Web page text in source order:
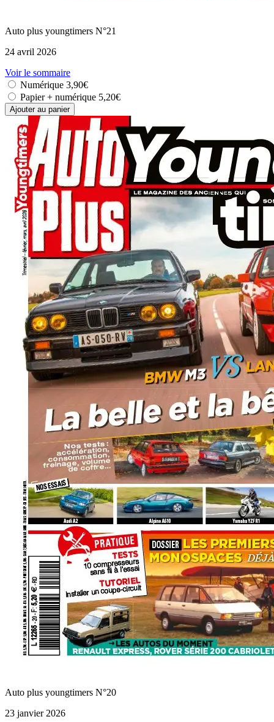
Auto plus youngtimers N°21
24 avril 2026
Voir le sommaire
Numérique 3,90€
Papier + numérique 5,20€
Auto plus youngtimers N°20
23 janvier 2026